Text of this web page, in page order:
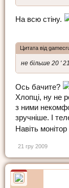
На всю стіну.
Цитата від
не більше 20 '
Ось бачите?
Хлопці, ну не
з ними
зручніше. І
Навіть
21 гру 2009